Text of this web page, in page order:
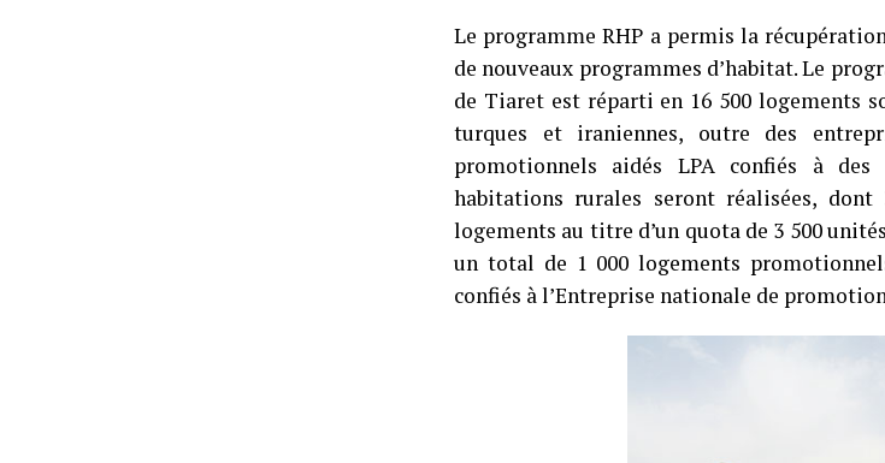
Le programme RHP a permis la
de nouveaux programmes d’habitat. Le
de Tiaret est réparti en 16 500 logements
turques et iraniennes, outre des
promotionnels aidés LPA confiés à
habitations rurales seront réalisées,
logements au titre d’un quota de 3 500
un total de 1 000 logements
confiés à l’Entreprise nationale de